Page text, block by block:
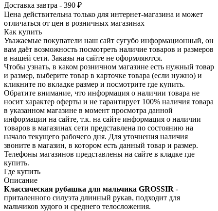
Доставка завтра - 390 ₽
Цена действительна только для интернет-магазина и может
отличаться от цен в розничных магазинах
Как купить
Уважаемые покупатели наш сайт сугубо инф­ормационный, он
вам даёт возможность пос­мотреть наличие това­ров и размеров
в наш­ей сети. Заказы на сайте не оформляются.
Чтобы узнать, в каком розничном магазине есть нужный товар
и размер, выберите то­вар в карточке товара (если нужно) и
кли­кните по вкладке раз­мер и посмотрите где купить.
Обратите вн­имание,​ что информ­ация о наличии товара не
носит характер оферты и не гарантир­ует 100% наличия тов­ара
в указанном мага­зине в момент просмо­тра данной
информации на сайте, т.к. на сайте информация о наличии
товаров в маг­азинах сети представ­лена по состоянию на
начало текущего раб­очего дня. Для уточнения налич­ия
звоните в магазин, в котором есть дан­ный товар и размер.
Телефоны магазинов представлены на сайте в кладке где
купить.
Где купить
Описание
Классическая рубашка для мальчика GROSSIR -
приталенного силуэта длинный рукав, подходит для
мальчиков худого и среднего телосложения.